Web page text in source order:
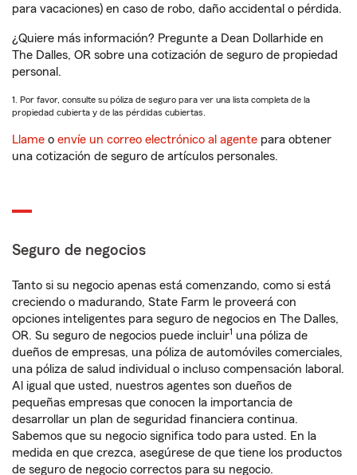
para vacaciones) en caso de robo, daño accidental o pérdida.
¿Quiere más información? Pregunte a Dean Dollarhide en
The Dalles, OR sobre una cotización de seguro de propiedad
personal.
1. Por favor, consulte su póliza de seguro para ver una lista completa de la
propiedad cubierta y de las pérdidas cubiertas.
Llame o envíe un correo electrónico al agente para obtener
una cotización de seguro de artículos personales.
Seguro de negocios
Tanto si su negocio apenas está comenzando, como si está
creciendo o madurando, State Farm le proveerá con
opciones inteligentes para seguro de negocios en The Dalles,
OR. Su seguro de negocios puede incluir1 una póliza de
dueños de empresas, una póliza de automóviles comerciales,
una póliza de salud individual o incluso compensación laboral.
Al igual que usted, nuestros agentes son dueños de
pequeñas empresas que conocen la importancia de
desarrollar un plan de seguridad financiera continua.
Sabemos que su negocio significa todo para usted. En la
medida en que crezca, asegúrese de que tiene los productos
de seguro de negocio correctos para su negocio.